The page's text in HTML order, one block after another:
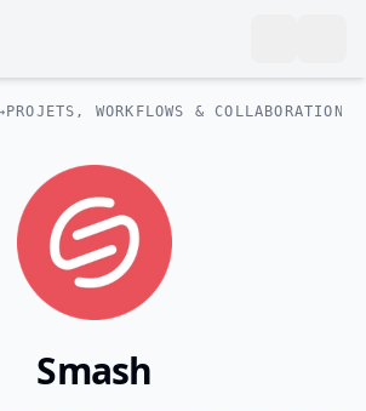
PROJETS, WORKFLOWS & COLLABORATION
Smash